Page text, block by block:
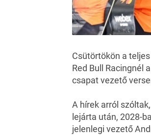
Csütörtökön a
Red Bull Racingnél
csapat vezető
A hírek arról szóltak
lejárta után, 2028-
jelenlegi vezető